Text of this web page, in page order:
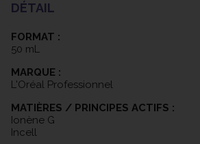
DÉTAIL
FORMAT :
50 mL
MARQUE :
L'Oréal Professionnel
MATIÈRES / PRINCIPES ACTIFS :
Ionène G
Incell